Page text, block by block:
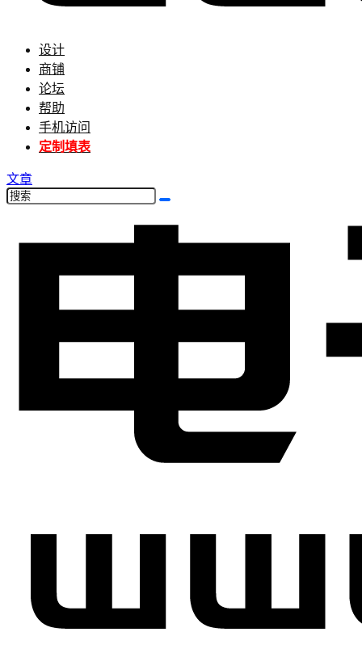
设计
商铺
论坛
帮助
手机访问
定制填表
文章